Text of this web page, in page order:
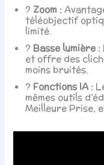
? Zoom :
téléobjectif
limité.
? Basse lumière :
et offre des
moins bruités.
? Fonctions IA :
mêmes outils
Meilleure Prise,